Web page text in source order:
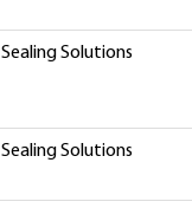
Sealing Solutions
Sealing Solutions